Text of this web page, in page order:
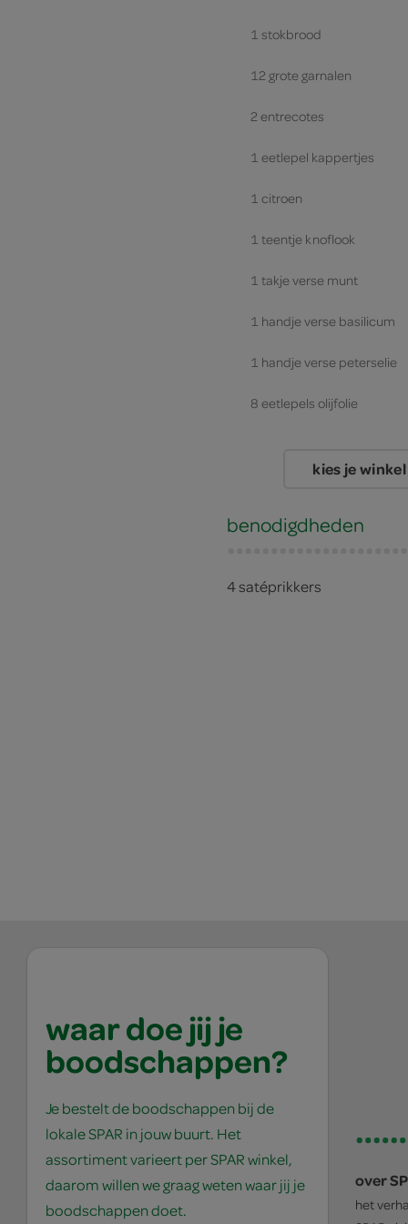
1 stokbrood
12 grote garnalen
2 entrecotes
1 eetlepel kappertjes
1 citroen
1 teentje knoflook
1 takje verse munt
1 handje verse basilicum
1 handje verse peterselie
8 eetlepels olijfolie
kies je winkel
benodigdheden
4 satéprikkers
waar doe jij je
boodschappen?
Je bestelt de boodschappen bij de
lokale SPAR in jouw buurt. Het
assortiment varieert per SPAR winkel,
daarom willen we graag weten waar jij je
boodschappen doet.
over
het